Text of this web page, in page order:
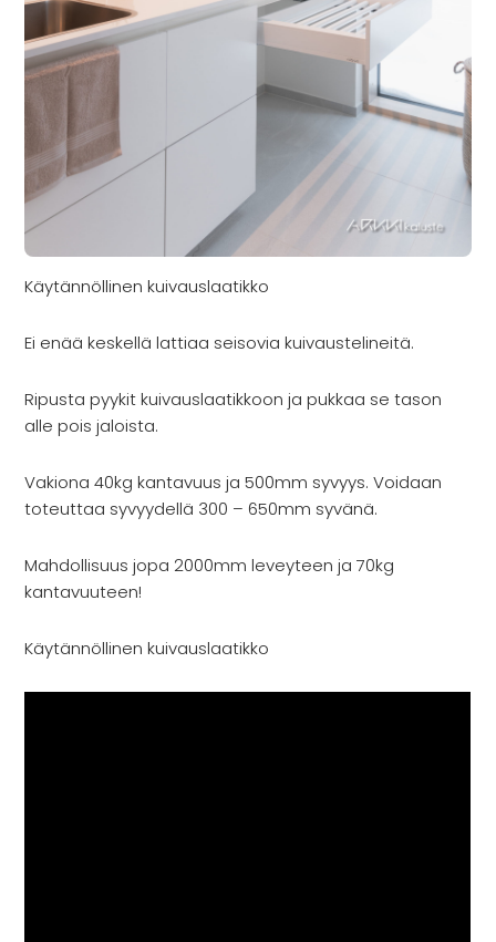
Käytännöllinen kuivauslaatikko
Ei enää keskellä lattiaa seisovia kuivaustelineitä.
Ripusta pyykit kuivauslaatikkoon ja pukkaa se tason
alle pois jaloista.
Vakiona 40kg kantavuus ja 500mm syvyys. Voidaan
toteuttaa syvyydellä 300 – 650mm syvänä.
Mahdollisuus jopa 2000mm leveyteen ja 70kg
kantavuuteen!
Käytännöllinen kuivauslaatikko